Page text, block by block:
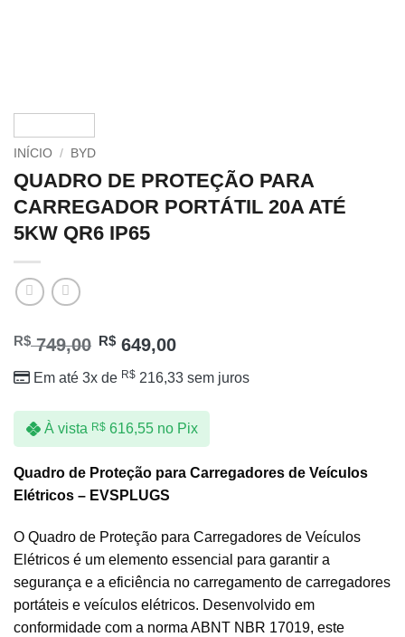
INÍCIO / BYD
QUADRO DE PROTEÇÃO PARA
CARREGADOR PORTÁTIL 20A ATÉ
5KW QR6 IP65
R$749,00 R$ 649,00
Em até 3x de R$ 216,33 sem juros
À vista R$616,55 no Pix
Quadro de Proteção para Carregadores de Veículos
Elétricos – EVSPLUGS
O Quadro de Proteção para Carregadores de Veículos
Elétricos é um elemento essencial para garantir a
segurança e a eficiência no carregamento de carregadores
portáteis e veículos elétricos. Desenvolvido em
conformidade com a norma ABNT NBR 17019, este